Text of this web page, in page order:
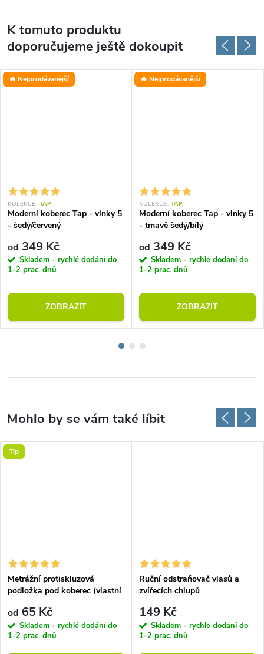
K tomuto produktu
doporučujeme ještě dokoupit
🔥 Nejprodávanější
KOLEKCE: TAP
Moderní koberec Tap - vlnky 5
- šedý/červený
od 349 Kč
Skladem - rychlé dodání do
1-2 prac. dnů
ZOBRAZIT
🔥 Nejprodávanější
KOLEKCE: TAP
Moderní koberec Tap - vlnky 5
- tmavě šedý/bílý
od 349 Kč
Skladem - rychlé dodání do
1-2 prac. dnů
ZOBRAZIT
Tip
Metrážní protiskluzová
podložka pod koberec (vlastní
od 65 Kč
Skladem - rychlé dodání do
1-2 prac. dnů
Ruční odstraňovač vlasů a
zvířecích chlupů
149 Kč
Skladem - rychlé dodání do
1-2 prac. dnů